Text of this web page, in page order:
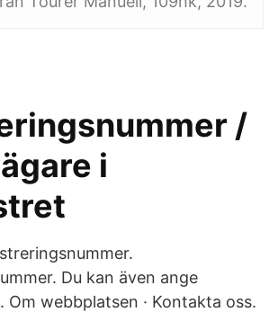
/
i
Du kan även ange
Om webbplatsen · Kontakta oss.